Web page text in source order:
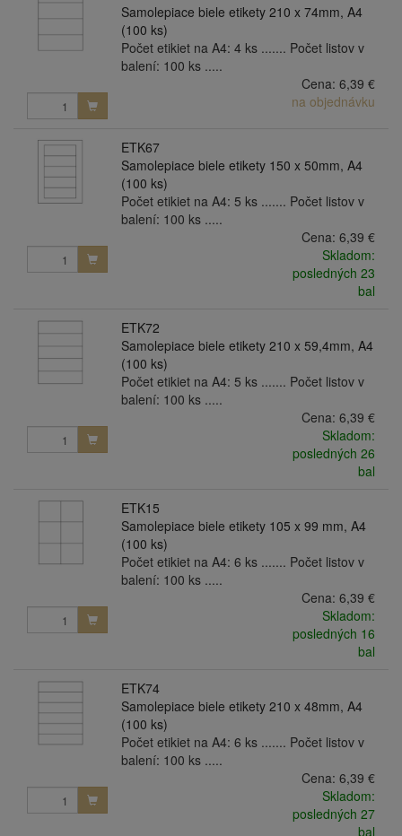
Samolepiace biele etikety 210 x 74mm, A4
(100 ks)
Počet etikiet na A4: 4 ks ....... Počet listov v
balení: 100 ks .....
Cena: 6,39 €
na objednávku
ETK67
Samolepiace biele etikety 150 x 50mm, A4
(100 ks)
Počet etikiet na A4: 5 ks ....... Počet listov v
balení: 100 ks .....
Cena: 6,39 €
Skladom:
posledných 23
bal
ETK72
Samolepiace biele etikety 210 x 59,4mm, A4
(100 ks)
Počet etikiet na A4: 5 ks ....... Počet listov v
balení: 100 ks .....
Cena: 6,39 €
Skladom:
posledných 26
bal
ETK15
Samolepiace biele etikety 105 x 99 mm, A4
(100 ks)
Počet etikiet na A4: 6 ks ....... Počet listov v
balení: 100 ks .....
Cena: 6,39 €
Skladom:
posledných 16
bal
ETK74
Samolepiace biele etikety 210 x 48mm, A4
(100 ks)
Počet etikiet na A4: 6 ks ....... Počet listov v
balení: 100 ks .....
Cena: 6,39 €
Skladom:
posledných 27
bal